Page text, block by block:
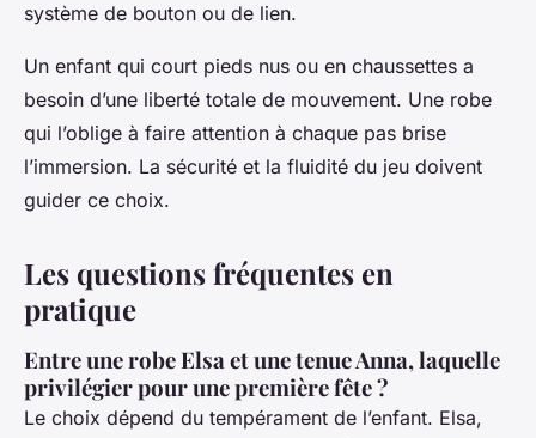
système de bouton ou de lien.
Un enfant qui court pieds nus ou en chaussettes a
besoin d’une liberté totale de mouvement. Une robe
qui l’oblige à faire attention à chaque pas brise
l’immersion. La sécurité et la fluidité du jeu doivent
guider ce choix.
Les questions fréquentes en
pratique
Entre une robe Elsa et une tenue Anna, laquelle
privilégier pour une première fête ?
Le choix dépend du tempérament de l’enfant. Elsa,